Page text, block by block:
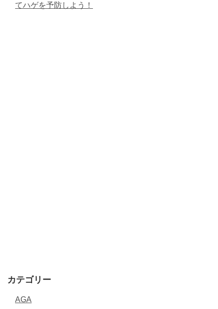
てハゲを予防しよう！
カテゴリー
AGA